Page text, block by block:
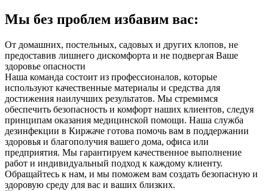
Мы без проблем избавим вас:
От домашних, постельных, садовых и других клопов, не
предоставив лишнего дискомфорта и не подвергая Ваше
здоровье опасности
Наша команда состоит из профессионалов, которые
используют качественные материалы и средства для
достижения наилучших результатов. Мы стремимся
обеспечить безопасность и комфорт наших клиентов, следуя
принципам оказания медицинской помощи. Наша служба
дезинфекции в Киржаче готова помочь вам в поддержании
здоровья и благополучия вашего дома, офиса или
предприятия. Мы гарантируем качественное выполнение
работ и индивидуальный подход к каждому клиенту.
Обращайтесь к нам, и мы поможем вам создать безопасную и
здоровую среду для вас и ваших близких.